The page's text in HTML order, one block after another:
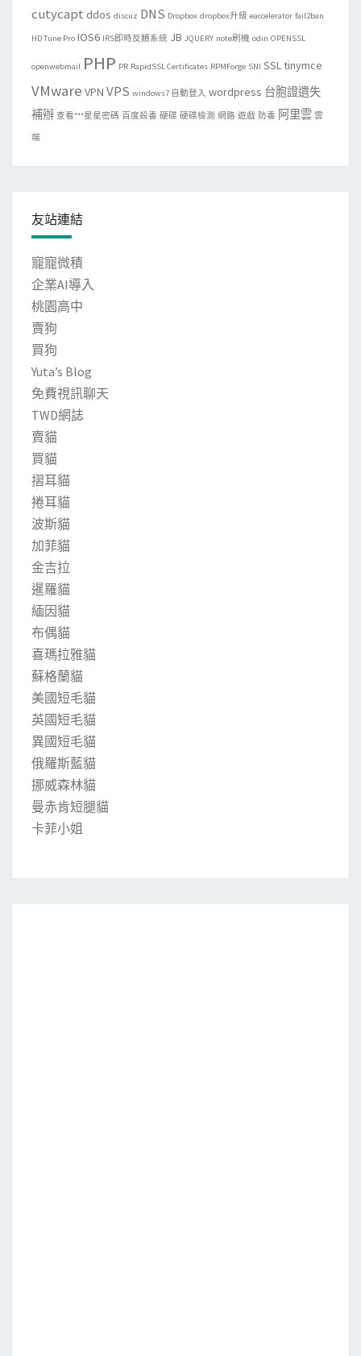
cutycapt ddos discuz DNS Dropbox dropbox升級 eaccelerator fail2ban
HD Tune Pro IOS6 IRS即時反饋系統 JB JQUERY note刷機 odin OPENSSL
openwebmail PHP PR RapidSSL Certificates RPMForge SNI SSLtinymce
VMware VPN VPS windows7 自動登入 wordpress 台胞證遺失
補辦 查看***星星密碼 百度殺毒 硬碟 硬碟檢測 網路 遊戲 防毒 阿里雲 雲
端
友站連結
寵寵微積
企業AI導入
桃園高中
賣狗
買狗
Yuta’s Blog
免費視訊聊天
TWD網誌
賣貓
買貓
摺耳貓
捲耳貓
波斯貓
加菲貓
金吉拉
暹羅貓
緬因貓
布偶貓
喜瑪拉雅貓
蘇格蘭貓
美國短毛貓
英國短毛貓
異國短毛貓
俄羅斯藍貓
挪威森林貓
曼赤肯短腿貓
卡菲小姐